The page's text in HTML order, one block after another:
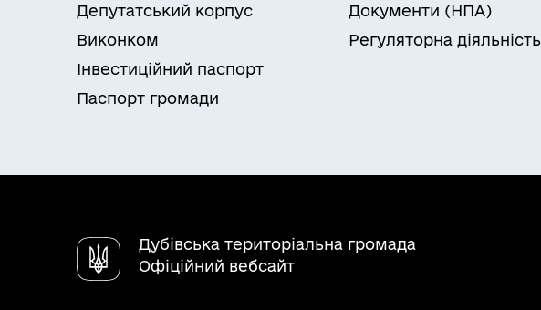
Депутатський корпус
Виконком
Інвестиційний паспорт
Паспорт громади
Документи (НПА)
Регуляторна діяльність
Дубівська територіальна громада
Офіційний вебсайт